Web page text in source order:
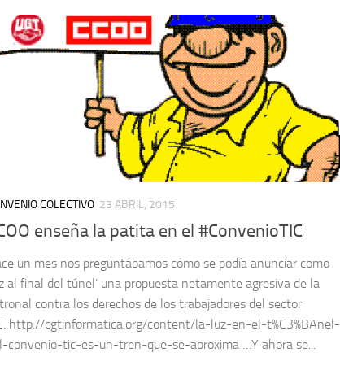
COLECTIVO 23 ABRIL, 2015
enseña la patita en el #ConvenioTIC
un mes nos preguntábamos cómo se podía anunciar como
al final del túnel’ una propuesta netamente agresiva de la
contra los derechos de los trabajadores del sector
http://cgtinformatica.org/content/la-luz-en-el-t%C3%BAnel-
convenio-tic-es-un-tren-que-se-aproxima …Y ahora se...